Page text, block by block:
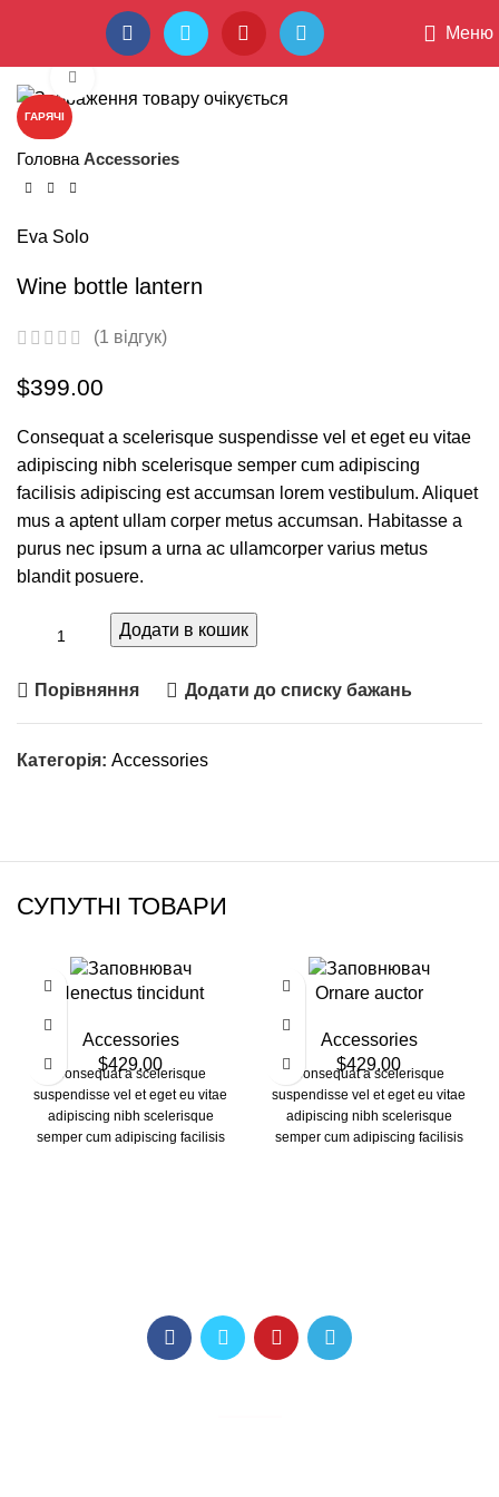
Меню
ГАРЯЧІ
Головна Accessories
Eva Solo
Wine bottle lantern
(1 відгук)
$399.00
Consequat a scelerisque suspendisse vel et eget eu vitae
adipiscing nibh scelerisque semper cum adipiscing
facilisis adipiscing est accumsan lorem vestibulum. Aliquet
mus a aptent ullam corper metus accumsan. Habitasse a
purus nec ipsum a urna ac ullamcorper varius metus
blandit posuere.
Додати в кошик
Порівняння Додати до списку бажань
Категорія: Accessories
СУПУТНІ ТОВАРИ
Henectus tincidunt
Accessories
$429.00
Consequat a scelerisque
suspendisse vel et eget eu vitae
adipiscing nibh scelerisque
semper cum adipiscing facilisis
Ornare auctor
Accessories
$429.00
Consequat a scelerisque
suspendisse vel et eget eu vitae
adipiscing nibh scelerisque
semper cum adipiscing facilisis
ПРОФБУД - СИЛА В ЄДНОСТІ